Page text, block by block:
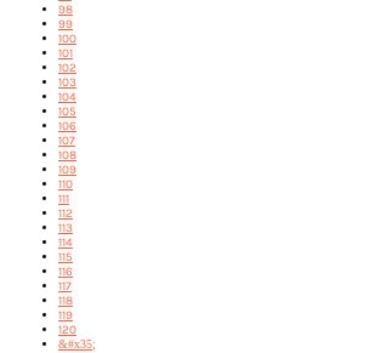
98
99
100
101
102
103
104
105
106
107
108
109
110
111
112
113
114
115
116
117
118
119
120
&#x35;